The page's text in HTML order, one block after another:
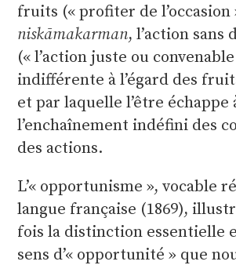
fruits (« profiter de l’occasion
niskāmakarman, l’action sans
(« l’action juste ou
indifférente à l’égard des
et par laquelle l’être échappe
l’enchaînement indéfini des
des actions.
L’« opportunisme », vocable
langue française (1869),
fois la distinction essentielle
sens d’« opportunité » que